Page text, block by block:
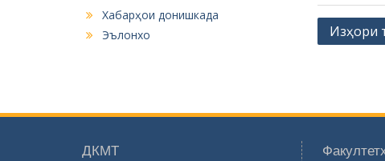
a
Изҳори
Хабарҳои донишкада
Эълонхо
ДКМТ